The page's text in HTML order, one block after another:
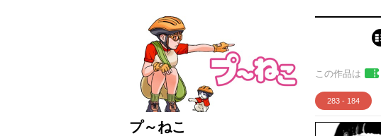
プ～ねこ
この作品は
283 - 184